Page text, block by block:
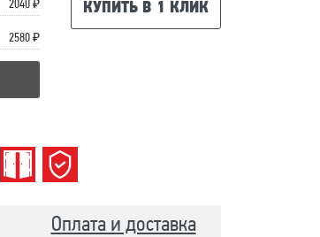
2040 ₽
2580 ₽
КУПИТЬ В 1 КЛИК
Оплата и доставка